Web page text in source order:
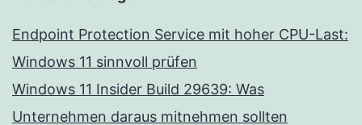
Endpoint Protection Service mit hoher CPU-Last:
Windows 11 sinnvoll prüfen
Windows 11 Insider Build 29639: Was
Unternehmen daraus mitnehmen sollten